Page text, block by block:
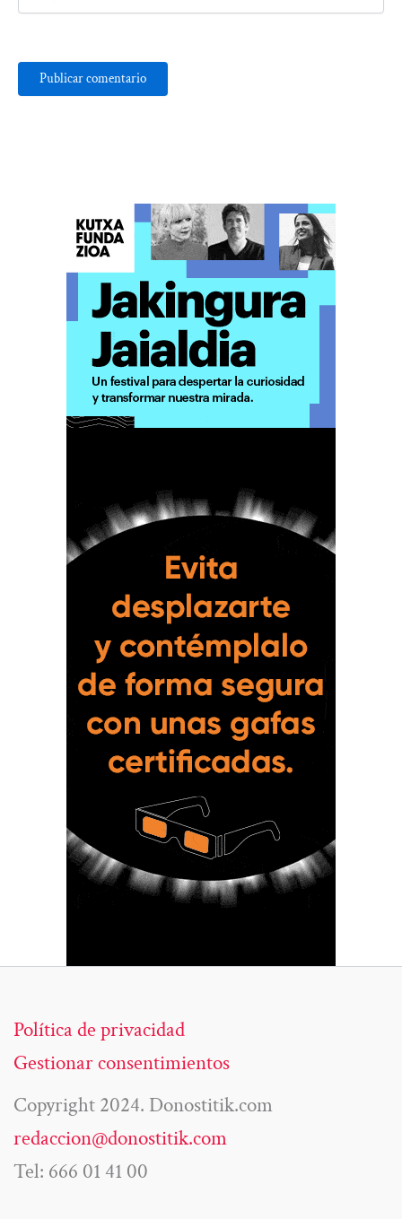
Política de privacidad
Gestionar consentimientos
Copyright 2024. Donostitik.com
redaccion@donostitik.com
Tel: 666 01 41 00